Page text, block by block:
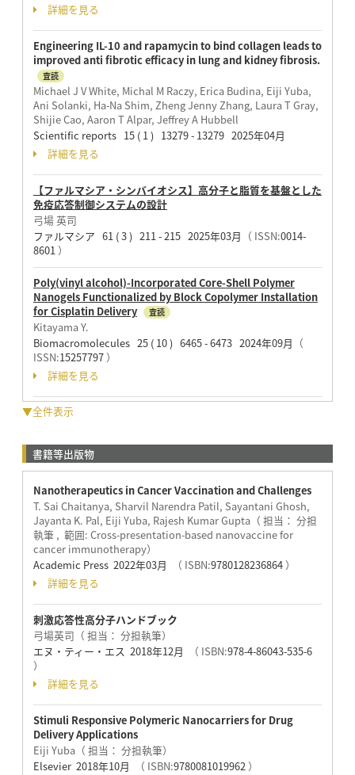
詳細を見る
Engineering IL-10 and rapamycin to bind collagen leads to
improved anti fibrotic efficacy in lung and kidney fibrosis.
査読
Michael J V White, Michal M Raczy, Erica Budina, Eiji Yuba,
Ani Solanki, Ha-Na Shim, Zheng Jenny Zhang, Laura T Gray,
Shijie Cao, Aaron T Alpar, Jeffrey A Hubbell
Scientific reports 15 ( 1 ) 13279 - 13279 2025年04月
詳細を見る
【ファルマシア・シンバイオシス】高分子と脂質を基盤とした
免疫応答制御システムの設計
弓場 英司
ファルマシア 61 ( 3 ) 211 - 215 2025年03月 （ ISSN:0014-
8601 ）
Poly(vinyl alcohol)-Incorporated Core-Shell Polymer
Nanogels Functionalized by Block Copolymer Installation
for Cisplatin Delivery
査読
Kitayama Y.
Biomacromolecules 25 ( 10 ) 6465 - 6473 2024年09月 （
ISSN:15257797）
詳細を見る
▼全件表示
書籍等出版物
Nanotherapeutics in Cancer Vaccination and Challenges
T. Sai Chaitanya, Sharvil Narendra Patil, Sayantani Ghosh,
Jayanta K. Pal, Eiji Yuba, Rajesh Kumar Gupta（ 担当： 分担
執筆 , 範囲: Cross-presentation-based nanovaccine for
cancer immunotherapy）
Academic Press 2022年03月
（ ISBN:9780128236864）
詳細を見る
刺激応答性高分子ハンドブック
弓場英司（ 担当： 分担執筆）
エヌ・ティー・エス 2018年12月
（ ISBN:978-4-86043-535-6
）
詳細を見る
Stimuli Responsive Polymeric Nanocarriers for Drug
Delivery Applications
Eiji Yuba（ 担当： 分担執筆）
Elsevier 2018年10月
（ ISBN:9780081019962）